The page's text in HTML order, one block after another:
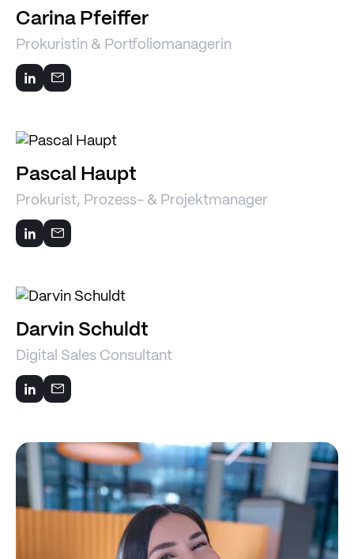
Carina Pfeiffer
Prokuristin & Portfoliomanagerin
Pascal Haupt
Prokurist, Prozess- & Projektmanager
Darvin Schuldt
Digital Sales Consultant